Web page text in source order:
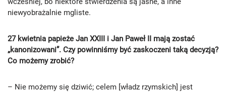
niewyobrażalnie mgliste.
27 kwietnia papieże Jan XXIII i Jan Paweł II mają zostać
„kanonizowani”. Czy powinniśmy być zaskoczeni taką decyzją?
Co możemy zrobić?
– Nie możemy się dziwić; celem [władz rzymskich] jest